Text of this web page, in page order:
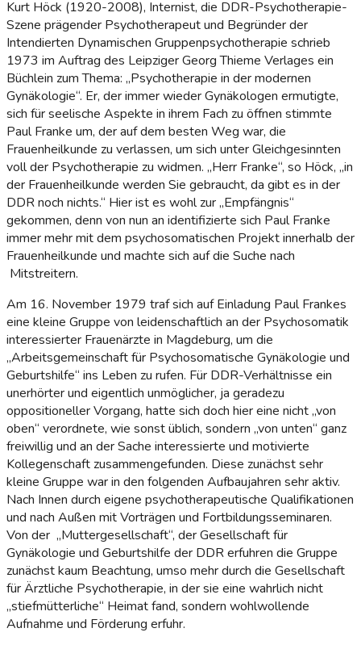
Kurt Höck (1920-2008), Internist, die DDR-Psychotherapie-
Szene prägender Psychotherapeut und Begründer der
Intendierten Dynamischen Gruppenpsychotherapie schrieb
1973 im Auftrag des Leipziger Georg Thieme Verlages ein
Büchlein zum Thema: „Psychotherapie in der modernen
Gynäkologie“. Er, der immer wieder Gynäkologen ermutigte,
sich für seelische Aspekte in ihrem Fach zu öffnen stimmte
Paul Franke um, der auf dem besten Weg war, die
Frauenheilkunde zu verlassen, um sich unter Gleichgesinnten
voll der Psychotherapie zu widmen. „Herr Franke“, so Höck, „in
der Frauenheilkunde werden Sie gebraucht, da gibt es in der
DDR noch nichts.“ Hier ist es wohl zur „Empfängnis“
gekommen, denn von nun an identifizierte sich Paul Franke
immer mehr mit dem psychosomatischen Projekt innerhalb der
Frauenheilkunde und machte sich auf die Suche nach
Mitstreitern.
Am 16. November 1979 traf sich auf Einladung Paul Frankes
eine kleine Gruppe von leidenschaftlich an der Psychosomatik
interessierter Frauenärzte in Magdeburg, um die
„Arbeitsgemeinschaft für Psychosomatische Gynäkologie und
Geburtshilfe“ ins Leben zu rufen. Für DDR-Verhältnisse ein
unerhörter und eigentlich unmöglicher, ja geradezu
oppositioneller Vorgang, hatte sich doch hier eine nicht „von
oben“ verordnete, wie sonst üblich, sondern „von unten“ ganz
freiwillig und an der Sache interessierte und motivierte
Kollegenschaft zusammengefunden. Diese zunächst sehr
kleine Gruppe war in den folgenden Aufbaujahren sehr aktiv.
Nach Innen durch eigene psychotherapeutische Qualifikationen
und nach Außen mit Vorträgen und Fortbildungsseminaren.
Von der „Muttergesellschaft“, der Gesellschaft für
Gynäkologie und Geburtshilfe der DDR erfuhren die Gruppe
zunächst kaum Beachtung, umso mehr durch die Gesellschaft
für Ärztliche Psychotherapie, in der sie eine wahrlich nicht
„stiefmütterliche“ Heimat fand, sondern wohlwollende
Aufnahme und Förderung erfuhr.